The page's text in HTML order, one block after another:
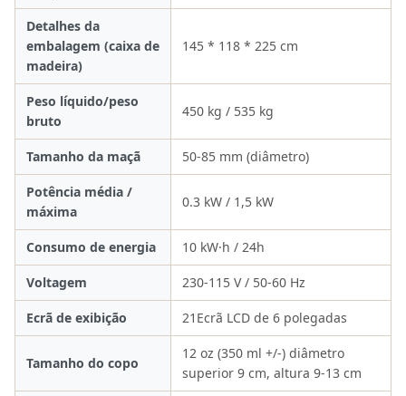
Detalhes da
embalagem (caixa de
madeira)
145 * 118 * 225 cm
Peso líquido/peso
bruto
450 kg / 535 kg
Tamanho da maçã 50-85 mm (diâmetro)
Potência média /
máxima
0.3 kW / 1,5 kW
Consumo de energia 10 kW·h / 24h
Voltagem 230-115 V / 50-60 Hz
Ecrã de exibição 21Ecrã LCD de 6 polegadas
Tamanho do copo
12 oz (350 ml +/-) diâmetro
superior 9 cm, altura 9-13 cm